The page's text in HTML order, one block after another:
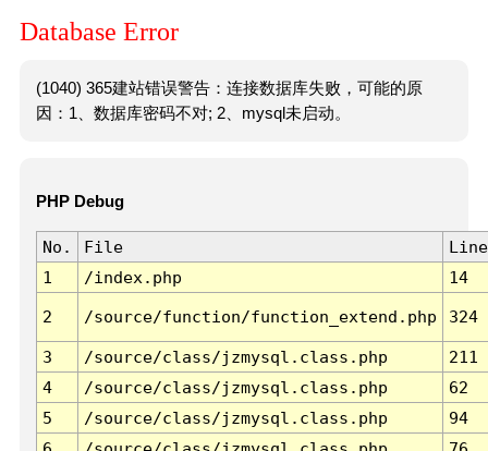
Database Error
(1040) 365建站错误警告：连接数据库失败，可能的原
因：1、数据库密码不对; 2、mysql未启动。
PHP Debug
No. File
Line
1
/index.php 14
2 /source/function/function_extend.php 324
3 /source/class/jzmysql.class.php
211
4
/source/class/jzmysql.class.php
62
5
/source/class/jzmysql.class.php
94